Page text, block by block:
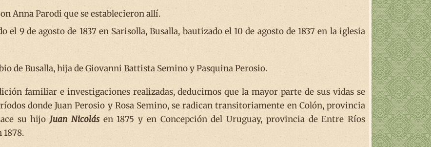
Anna Parodi que se establecieron allí.
el 9 de agosto de 1837 en Sarisolla, Busalla, bautizado el 10 de agosto de 1837 en la iglesia
de Busalla, hija de Giovanni Battista Semino y Pasquina Perosio.
familiar e investigaciones realizadas, deducimos que la mayor parte de sus vidas se
donde Juan Perosio y Rosa Semino, se radican transitoriamente en Colón, provincia
su hijo Juan Nicolásen 1875 y en Concepción del Uruguay, provincia de Entre Ríos
1878.